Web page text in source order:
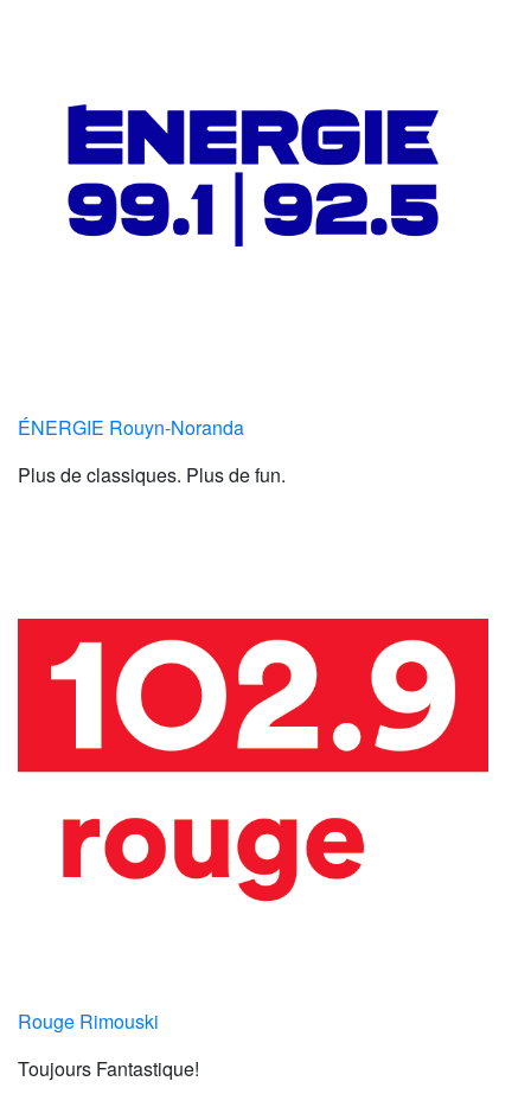
ÉNERGIE Rouyn-Noranda
Plus de classiques. Plus de fun.
Rouge Rimouski
Toujours Fantastique!